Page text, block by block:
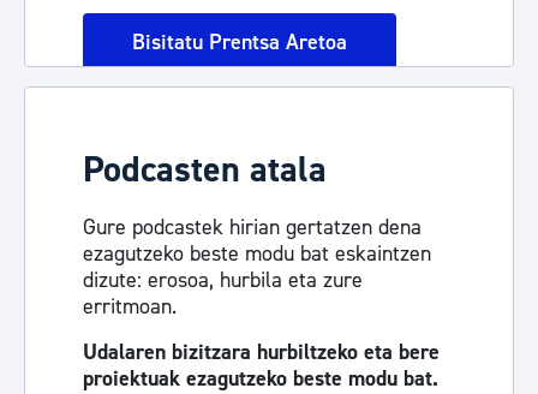
Bisitatu Prentsa Aretoa
Podcasten atala
Gure podcastek hirian gertatzen dena
ezagutzeko beste modu bat eskaintzen
dizute: erosoa, hurbila eta zure
erritmoan.
Udalaren bizitzara hurbiltzeko eta bere
proiektuak ezagutzeko beste modu bat.